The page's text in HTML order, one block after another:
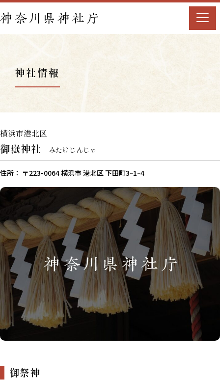
神社情報
横浜市港北区
御嶽神社 みたけじんじゃ
住所： 〒223-0064 横浜市 港北区 下田町3ｰ1ｰ4
御祭神